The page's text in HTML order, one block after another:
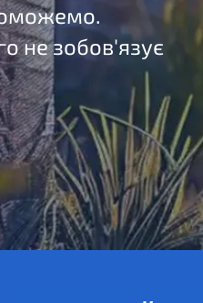
не зобов'язує